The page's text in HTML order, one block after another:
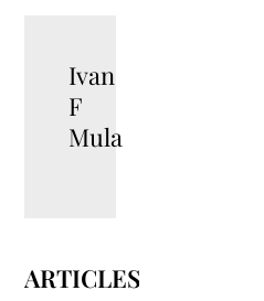
Ivan
F
Mula
ARTICLES